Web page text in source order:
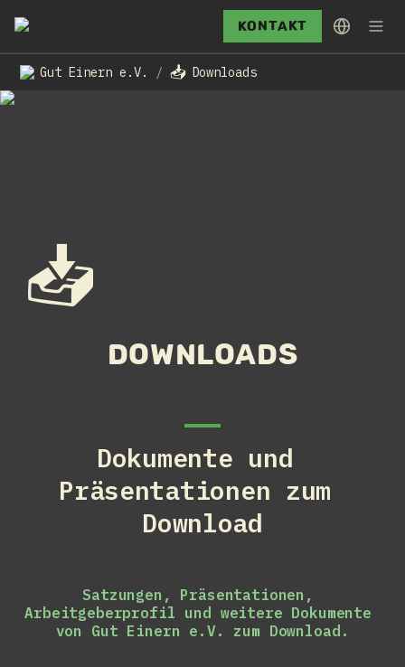
Kontakt
Gut Einern e.V. / 📥 Downloads
📥
Downloads
Dokumente und
Präsentationen zum
Download
Satzungen, Präsentationen,
Arbeitgeberprofil und weitere Dokumente
von Gut Einern e.V. zum Download.